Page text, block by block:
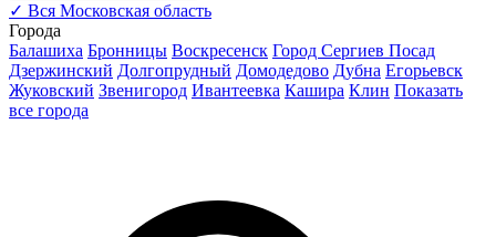
✓ Вся Московская область
Города
Балашиха Бронницы Воскресенск Город Сергиев Посад
Дзержинский Долгопрудный Домодедово Дубна Егорьевск
Жуковский Звенигород Ивантеевка Кашира Клин Показать
все города